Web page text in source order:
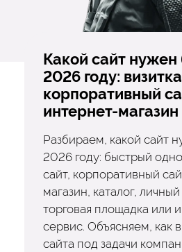
Какой сайт нужен
2026 году:
корпоративный
интернет-
Разбираем, какой сайт
2026 году: быстрый
сайт, корпоративный
магазин, каталог,
торговая площадка или
сервис. Объясняем, как
сайта под задачи